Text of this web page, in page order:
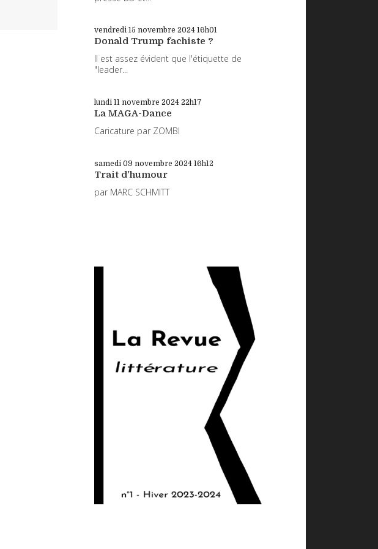
vendredi 15 novembre 2024 16h01
Donald Trump fachiste ?
Il est assez évident que l'étiquette de
"leader...
lundi 11 novembre 2024 22h17
La MAGA-Dance
Caricature par ZOMBI
samedi 09 novembre 2024 16h12
Trait d'humour
par MARC SCHMITT